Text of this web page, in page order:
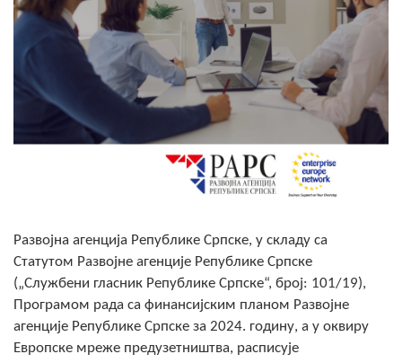
Скупштинско вијеће општине језеро
Састав Скупштине
Службени Гласници
ОПШТИНСКА УПРАВА
ИНФО
Активности
Јавни позиви
Обавјештења
Развојна агенција Републике Српске, у складу са
Статутом Развојне агенције Републике Српске
(„Службени гласник Републике Српске“, број: 101/19),
Програмом рада са финансијским планом Развојне
агенције Републике Српске за 2024. годину, а у оквиру
Европске мреже предузетништва, расписује